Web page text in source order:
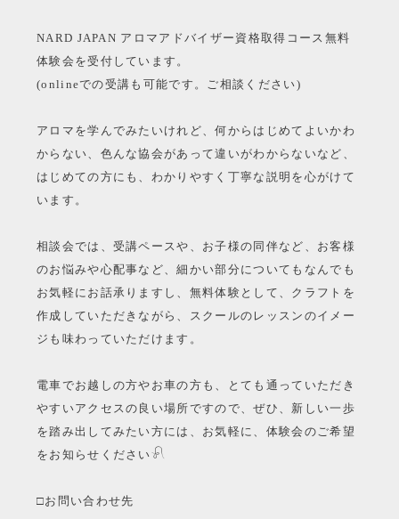
NARD JAPAN アロマアドバイザー資格取得コース無料
体験会を受付しています。
(onlineでの受講も可能です。ご相談ください)
アロマを学んでみたいけれど、何からはじめてよいかわ
からない、色んな協会があって違いがわからないなど、
はじめての方にも、わかりやすく丁寧な説明を心がけて
います。
相談会では、受講ペースや、お子様の同伴など、お客様
のお悩みや心配事など、細かい部分についてもなんでも
お気軽にお話承りますし、無料体験として、クラフトを
作成していただきながら、スクールのレッスンのイメー
ジも味わっていただけます。
電車でお越しの方やお車の方も、とても通っていただき
やすいアクセスの良い場所ですので、ぜひ、新しい一歩
を踏み出してみたい方には、お気軽に、体験会のご希望
をお知らせください𓍯
□お問い合わせ先